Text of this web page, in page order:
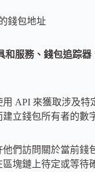
錢包地址
和服務、錢包追踪器
API 來獲取涉及特
立錢包所有者的數
他們訪問關於當前錢
塊鏈上待定或等待